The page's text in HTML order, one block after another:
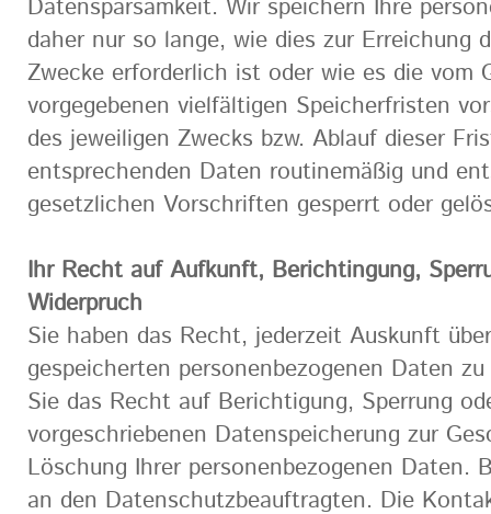
Datensparsamkeit. Wir speichern Ihre
daher nur so lange, wie dies zur Erreichung
Zwecke erforderlich ist oder wie es die vom
vorgegebenen vielfältigen Speicherfristen
des jeweiligen Zwecks bzw. Ablauf dieser
entsprechenden Daten routinemäßig und
gesetzlichen Vorschriften gesperrt oder
Ihr Recht auf Aufkunft, Berichtingung,
Widerpruch
Sie haben das Recht, jederzeit Auskunft
gespeicherten personenbezogenen Daten
Sie das Recht auf Berichtigung, Sperrung
vorgeschriebenen Datenspeicherung zur
Löschung Ihrer personenbezogenen Daten.
an den Datenschutzbeauftragten. Die